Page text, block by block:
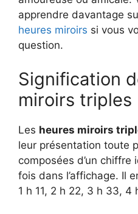
apprendre davantage
heures miroirs si vous
question.
Signification
miroirs triples
Les heures miroirs
leur présentation toute
composées d’un
fois dans l’affichage. Il
1 h 11, 2 h 22, 3 h 33,